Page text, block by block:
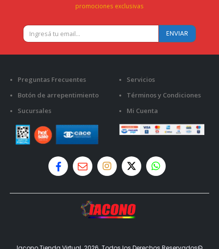
promociones exclusivas
Preguntas Frecuentes
Botón de arrepentimiento
Sucursales
Servicios
Términos y Condiciones
Mi Cuenta